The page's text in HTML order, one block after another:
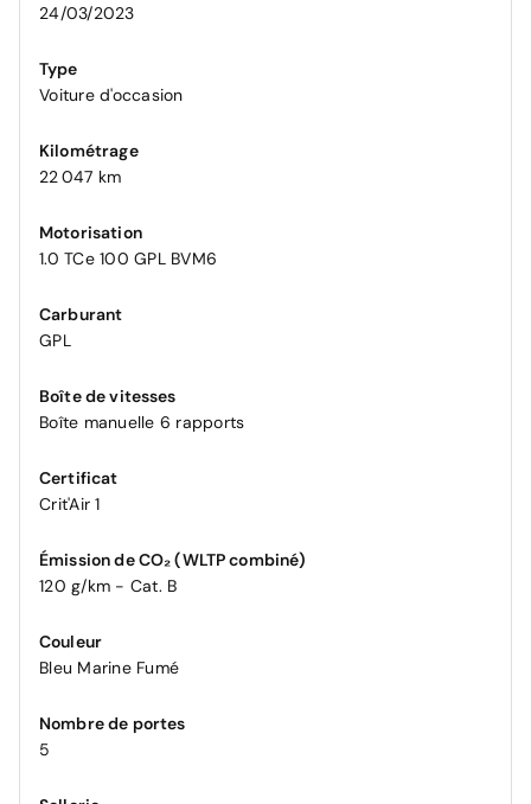
24/03/2023
Type
Voiture d'occasion
Kilométrage
22 047 km
Motorisation
1.0 TCe 100 GPL BVM6
Carburant
GPL
Boîte de vitesses
Boîte manuelle 6 rapports
Certificat
Crit'Air 1
Émission de CO₂ (WLTP combiné)
120 g/km - Cat. B
Couleur
Bleu Marine Fumé
Nombre de portes
5